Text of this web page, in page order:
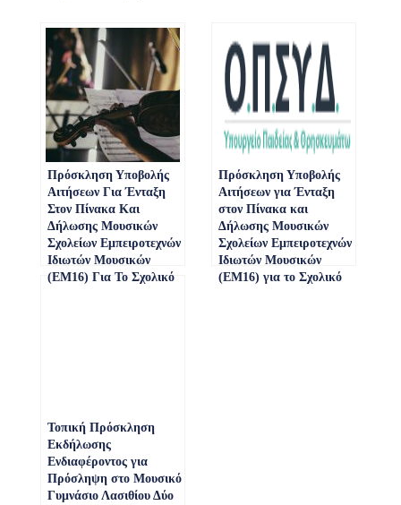
Πρόσκληση Υποβολής
Αιτήσεων Για Ένταξη
Στον Πίνακα Και
Δήλωσης Μουσικών
Σχολείων Εμπειροτεχνών
Ιδιωτών Μουσικών
(ΕΜ16) Για Το Σχολικό
Πρόσκληση Υποβολής
Αιτήσεων για Ένταξη
στον Πίνακα και
Δήλωσης Μουσικών
Σχολείων Εμπειροτεχνών
Ιδιωτών Μουσικών
(ΕΜ16) για το Σχολικό
Τοπική Πρόσκληση
Εκδήλωσης
Ενδιαφέροντος για
Πρόσληψη στο Μουσικό
Γυμνάσιο Λασιθίου Δύο